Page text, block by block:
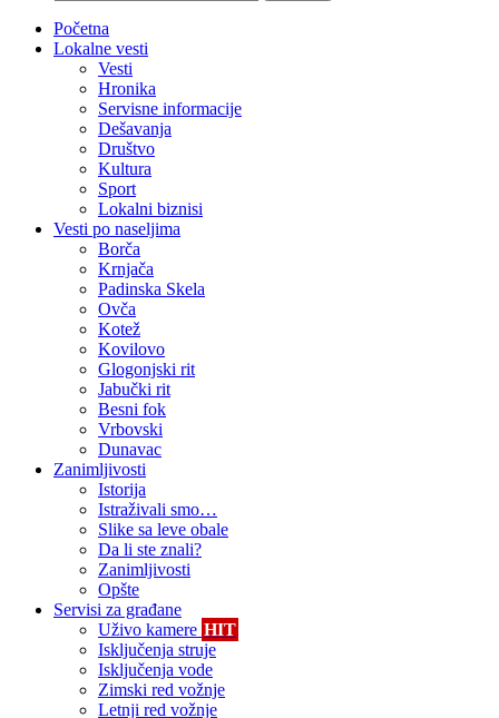
Početna
Lokalne vesti
Vesti
Hronika
Servisne informacije
Dešavanja
Društvo
Kultura
Sport
Lokalni biznisi
Vesti po naseljima
Borča
Krnjača
Padinska Skela
Ovča
Kotež
Kovilovo
Glogonjski rit
Jabučki rit
Besni fok
Vrbovski
Dunavac
Zanimljivosti
Istorija
Istraživali smo…
Slike sa leve obale
Da li ste znali?
Zanimljivosti
Opšte
Servisi za građane
Uživo kamere HIT
Isključenja struje
Isključenja vode
Zimski red vožnje
Letnji red vožnje